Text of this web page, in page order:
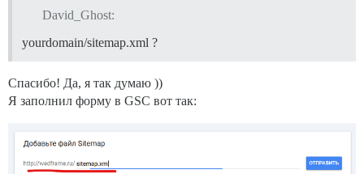
David_Ghost:
yourdomain/sitemap.xml ?
Спасибо! Да, я так думаю ))
Я заполнил форму в GSC вот так: